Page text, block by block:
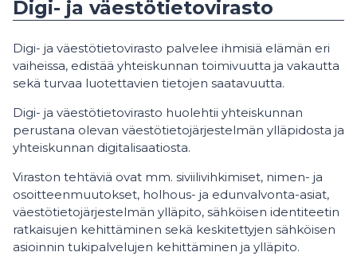
Digi- ja väestötietovirasto
Digi- ja väestötietovirasto palvelee ihmisiä elämän eri
vaiheissa, edistää yhteiskunnan toimivuutta ja vakautta
sekä turvaa luotettavien tietojen saatavuutta.
Digi- ja väestötietovirasto huolehtii yhteiskunnan
perustana olevan väestötietojärjestelmän ylläpidosta ja
yhteiskunnan digitalisaatiosta.
Viraston tehtäviä ovat mm. siviilivihkimiset, nimen- ja
osoitteenmuutokset, holhous- ja edunvalvonta-asiat,
väestötietojärjestelmän ylläpito, sähköisen identiteetin
ratkaisujen kehittäminen sekä keskitettyjen sähköisen
asioinnin tukipalvelujen kehittäminen ja ylläpito.